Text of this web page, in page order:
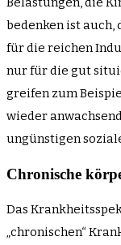
bedenken ist auch,
für die reichen
nur für die gut
greifen zum
wieder
ungünstigen
Chronische
Das
„chronischen“